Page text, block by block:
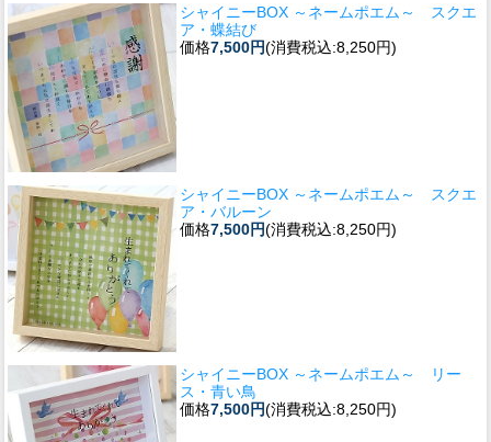
シャイニーBOX ～ネームポエム～ スクエ
ア・蝶結び
価格7,500円(消費税込:8,250円)
シャイニーBOX ～ネームポエム～ スクエ
ア・バルーン
価格7,500円(消費税込:8,250円)
シャイニーBOX ～ネームポエム～ リー
ス・青い鳥
価格7,500円(消費税込:8,250円)